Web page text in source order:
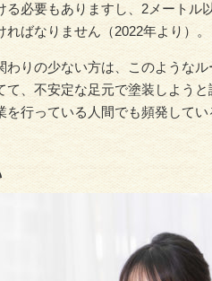
る必要もありますし、2メート
ばなりません（2022年より）。
わりの少ない方は、このようなル
て、不安定な足元で塗装しよう
を行っている人間でも頻発して